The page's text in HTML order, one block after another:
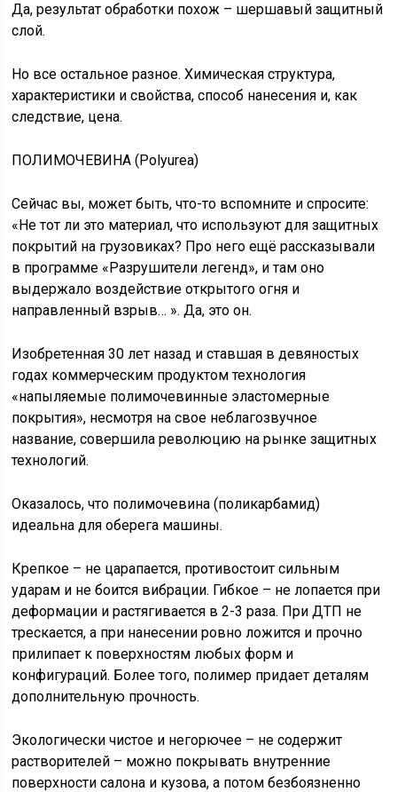
Да, результат обработки похож – шершавый защитный
слой.
Но все остальное разное. Химическая структура,
характеристики и свойства, способ нанесения и, как
следствие, цена.
ПОЛИМОЧЕВИНА (Polyurea)
Сейчас вы, может быть, что-то вспомните и спросите:
«Не тот ли это материал, что используют для защитных
покрытий на грузовиках? Про него ещё рассказывали
в программе «Разрушители легенд», и там оно
выдержало воздействие открытого огня и
направленный взрыв… ». Да, это он.
Изобретенная 30 лет назад и ставшая в девяностых
годах коммерческим продуктом технология
«напыляемые полимочевинные эластомерные
покрытия», несмотря на свое неблагозвучное
название, совершила революцию на рынке защитных
технологий.
Оказалось, что полимочевина (поликарбамид)
идеальна для оберега машины.
Крепкое – не царапается, противостоит сильным
ударам и не боится вибрации. Гибкое – не лопается при
деформации и растягивается в 2-3 раза. При ДТП не
трескается, а при нанесении ровно ложится и прочно
прилипает к поверхностям любых форм и
конфигураций. Более того, полимер придает деталям
дополнительную прочность.
Экологически чистое и негорючее – не содержит
растворителей – можно покрывать внутренние
поверхности салона и кузова, а потом безбоязненно